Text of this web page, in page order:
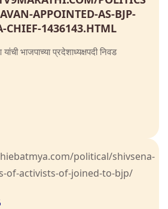
APPOINTED-AS-BJP-
CHIEF-1436143.HTML
भाजपाच्या प्रदेशाध्यक्षपदी निवड